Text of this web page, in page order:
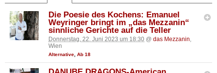
Die Poesie des Kochens: Emanuel
Weyringer bringt im „das Mezzanin“
sinnliche Gerichte auf die Teller
Donnerstag, 22. Juni 2023 um 18:30 @ das Mezzanin,
Wien
Alternative Ab 18